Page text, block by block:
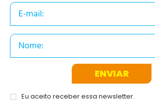
ENVIAR
Eu aceito receber essa newsletter.